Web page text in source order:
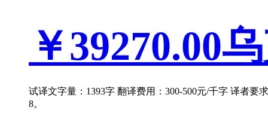
￥39270.00
试译文字量：1393字 翻译费用：300-500元/千字 译者要
8。